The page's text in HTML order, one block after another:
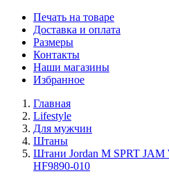
Печать на товаре
Доставка и оплата
Размеры
Контакты
Наши магазины
Избранное
Главная
Lifestyle
Для мужчин
Штаны
Штани Jordan M SPRT
HF9890-010